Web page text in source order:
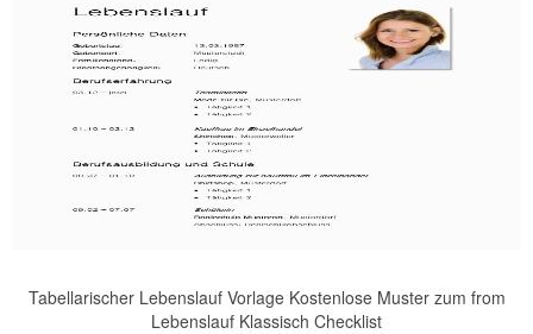
Tabellarischer Lebenslauf Vorlage Kostenlose Muster zum from
Lebenslauf Klassisch Checklist